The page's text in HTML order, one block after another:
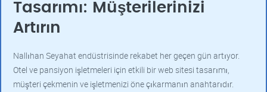
Tasarımı: Müşterilerinizi
Artırın
Nallıhan Seyahat endüstrisinde rekabet her geçen gün artıyor.
Otel ve pansiyon işletmeleri için etkili bir web sitesi tasarımı,
müşteri çekmenin ve işletmenizi öne çıkarmanın anahtarıdır.